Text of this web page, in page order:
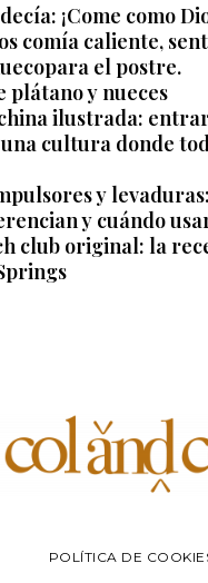
¡Come como
comía caliente,
el postre.
plátano y nueces
ilustrada:
cultura donde
y
y cuándo
club original: la
POLÍTICA DE